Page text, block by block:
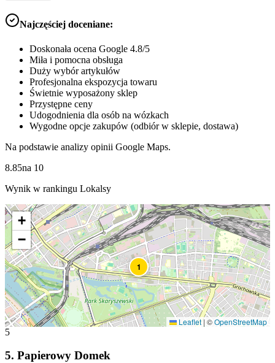
Najczęściej doceniane:
Doskonała ocena Google 4.8/5
Miła i pomocna obsługa
Duży wybór artykułów
Profesjonalna ekspozycja towaru
Świetnie wyposażony sklep
Przystępne ceny
Udogodnienia dla osób na wózkach
Wygodne opcje zakupów (odbiór w sklepie, dostawa)
Na podstawie analizy opinii Google Maps.
8.85na 10
Wynik w rankingu Lokalsy
1
+
−
Leaflet| ©OpenStreetMap
5
5. Papierowy Domek